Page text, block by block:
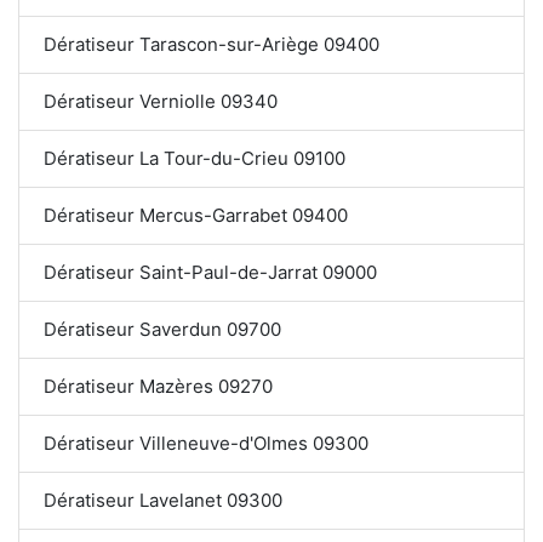
Dératiseur Tarascon-sur-Ariège 09400
Dératiseur Verniolle 09340
Dératiseur La Tour-du-Crieu 09100
Dératiseur Mercus-Garrabet 09400
Dératiseur Saint-Paul-de-Jarrat 09000
Dératiseur Saverdun 09700
Dératiseur Mazères 09270
Dératiseur Villeneuve-d'Olmes 09300
Dératiseur Lavelanet 09300